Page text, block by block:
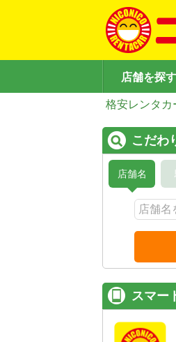
店舗を探す
格安レンタカ
こだわ
店舗名
スマー